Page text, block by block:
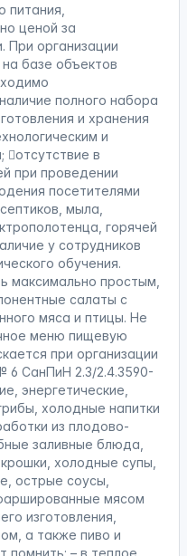
питания,
ценой за
При организации
базе объектов
полного набора
и хранения
и
в
при проведении
посетителями
мыла,
горячей
у сотрудников
обучения.
простым,
салаты с
мяса и птицы. Не
меню пищевую
при организации
6 СанПиН 2.3/2.4.3590-
энергетические,
холодные напитки
из плодово-
заливные блюда,
холодные супы,
острые соусы,
мясом
изготовления,
а также пиво и
помнить: – в теплое